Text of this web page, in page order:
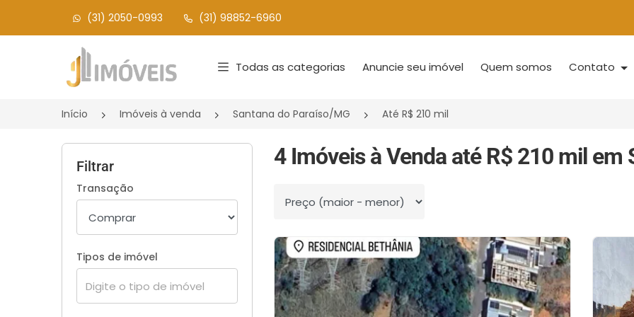
(31) 2050-0993 (31) 98852-6960
Página inicial
Todas as categorias Anuncie seu imóvel Quem somos Contato
Início Imóveis à venda Santana do Paraíso/MG Até R$ 210 mil
Filtrar
Transação
Tipos de imóvel
4 Imóveis à Venda até R$ 210 mil em
Ordenar por